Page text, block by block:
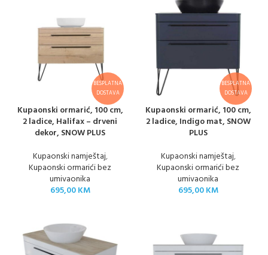
BESPLATNA
DOSTAVA
Kupaonski ormarić, 100 cm,
2 ladice, Halifax – drveni
dekor, SNOW PLUS
Kupaonski namještaj,
Kupaonski ormarići bez
umivaonika
695,00KM
BESPLATNA
DOSTAVA
Kupaonski ormarić, 100 cm,
2 ladice, Indigo mat, SNOW
PLUS
Kupaonski namještaj,
Kupaonski ormarići bez
umivaonika
695,00KM